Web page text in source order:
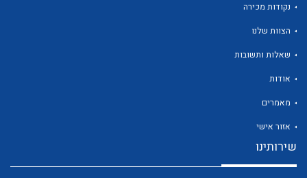
נקודות מכירה
הצוות שלנו
שאלות ותשובות
אודות
מאמרים
אזור אישי
שירותינו